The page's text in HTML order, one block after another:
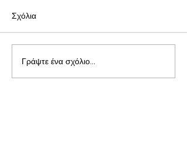
Σχόλια
Γράψτε ένα σχόλιο...